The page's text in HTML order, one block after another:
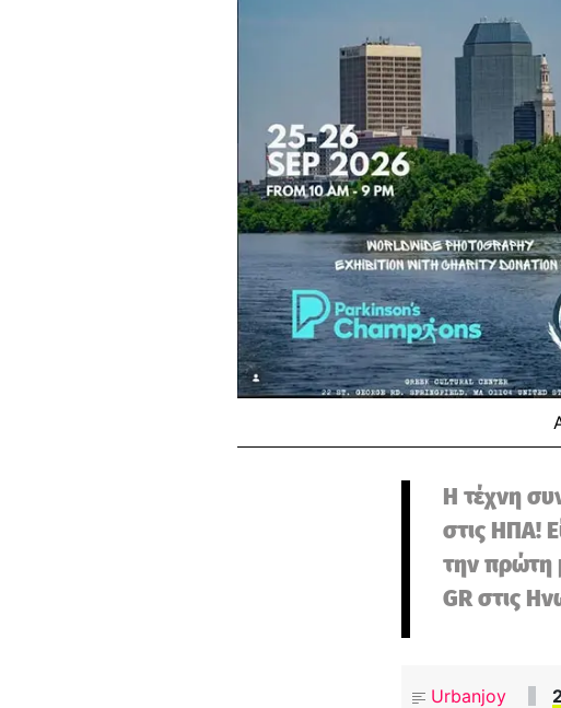
Η τέχνη
στις ΗΠΑ!
την πρώτη
GR στις
Urbanjoy